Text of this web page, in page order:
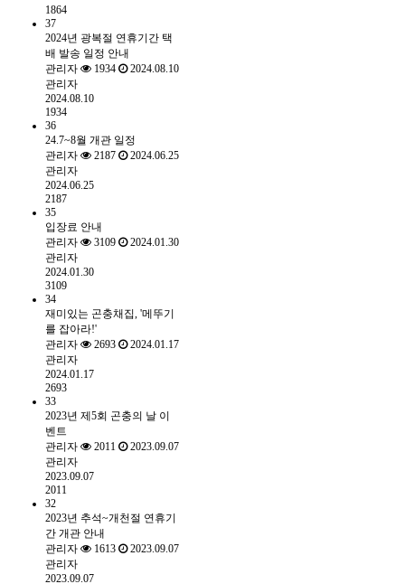
1864
37
2024년 광복절 연휴기간 택
배 발송 일정 안내
관리자
1934
2024.08.10
관리자
2024.08.10
1934
36
24.7~8월 개관 일정
관리자
2187
2024.06.25
관리자
2024.06.25
2187
35
입장료 안내
관리자
3109
2024.01.30
관리자
2024.01.30
3109
34
재미있는 곤충채집, '메뚜기
를 잡아라!'
관리자
2693
2024.01.17
관리자
2024.01.17
2693
33
2023년 제5회 곤충의 날 이
벤트
관리자
2011
2023.09.07
관리자
2023.09.07
2011
32
2023년 추석~개천절 연휴기
간 개관 안내
관리자
1613
2023.09.07
관리자
2023.09.07